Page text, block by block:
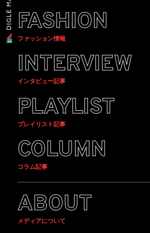
FASHION
ファッション情報
INTERVIEW
インタビュー記事
PLAYLIST
プレイリスト記事
COLUMN
コラム記事
ABOUT
メディアについて